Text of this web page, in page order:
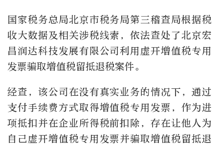
国家税务总局北京市税务局第三稽查局根据税
收大数据及相关涉税线索，依法查处了北京宏
昌润达科技发展有限公司利用虚开增值税专用
发票骗取增值税留抵退税案件。
经查，该公司在没有真实业务的情况下，通过
支付手续费方式取得增值税专用发票，作为进
项抵扣并在企业所得税前扣除，存在让他人为
自己虚开增值税专用发票并骗取增值税留抵退